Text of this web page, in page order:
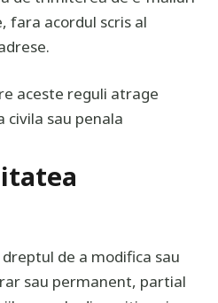
fara acordul scris al
aceste reguli atrage
civila sau penala
dreptul de a modifica sau
sau permanent, partial